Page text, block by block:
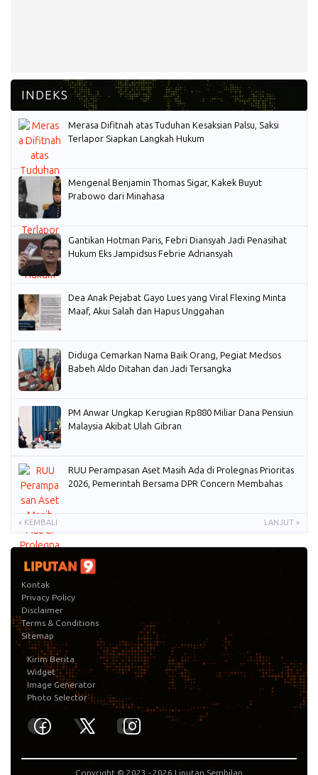
Merasa Difitnah atas Tuduhan Kesaksian Palsu, Saksi
Terlapor Siapkan Langkah Hukum
Mengenal Benjamin Thomas Sigar, Kakek Buyut
Prabowo dari Minahasa
Gantikan Hotman Paris, Febri Diansyah Jadi Penasihat
Hukum Eks Jampidsus Febrie Adriansyah
Dea Anak Pejabat Gayo Lues yang Viral Flexing Minta
Maaf, Akui Salah dan Hapus Unggahan
Diduga Cemarkan Nama Baik Orang, Pegiat Medsos
Babeh Aldo Ditahan dan Jadi Tersangka
PM Anwar Ungkap Kerugian Rp880 Miliar Dana Pensiun
Malaysia Akibat Ulah Gibran
RUU Perampasan Aset Masih Ada di Prolegnas Prioritas
2026, Pemerintah Bersama DPR Concern Membahas
« KEMBALI LANJUT »
Kontak
Privacy Policy
Disclaimer
Terms & Conditions
Sitemap
Kirim Berita
Widget
Image Generator
Photo Selector
Copyright © 2023 - 2026 Liputan Sembilan